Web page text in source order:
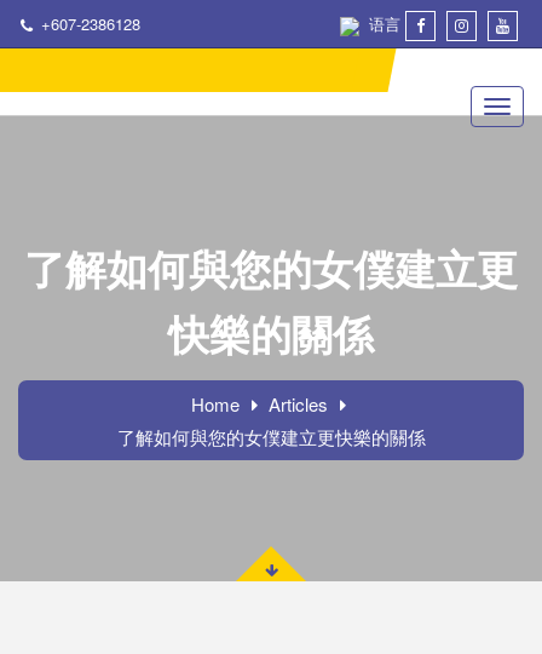
+607-2386128 语言
了解如何與您的女僕建立更
快樂的關係
Home
Articles
了解如何與您的女僕建立更快樂的關係